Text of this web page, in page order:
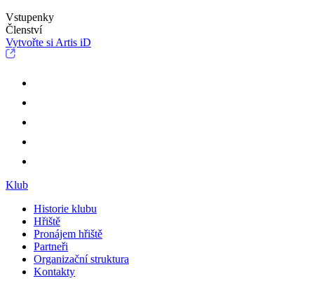
Vstupenky
Členství
Vytvořte si Artis iD
Klub
Historie klubu
Hřiště
Pronájem hřiště
Partneři
Organizační struktura
Kontakty